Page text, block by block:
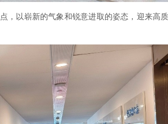
，以崭新的气象和锐意进取的姿态，迎来高